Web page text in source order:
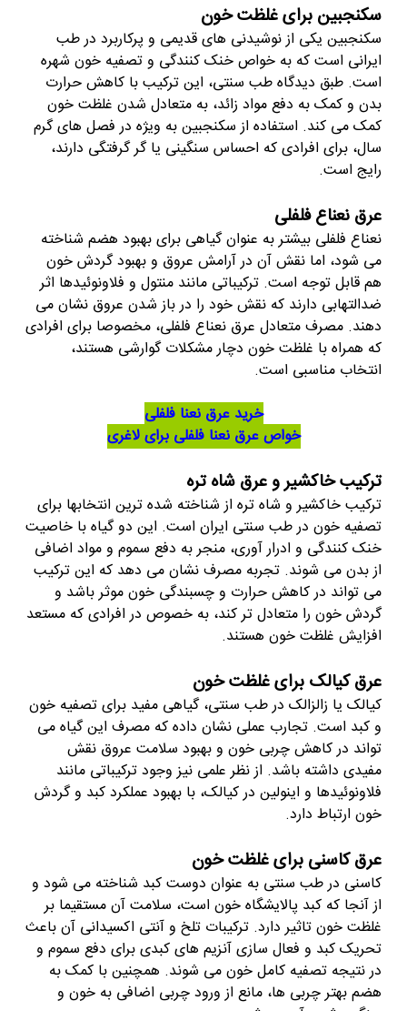
سکنجبین برای غلظت خون
سکنجبین یکی از نوشیدنی های قدیمی و پرکاربرد در طب
ایرانی است که به خواص خنک کنندگی و تصفیه خون شهره
است. طبق دیدگاه طب سنتی، این ترکیب با کاهش حرارت
بدن و کمک به دفع مواد زائد، به متعادل شدن غلظت خون
کمک می کند. استفاده از سکنجبین به ویژه در فصل های گرم
سال، برای افرادی که احساس سنگینی یا گر گرفتگی دارند،
رایج است.
عرق نعناع فلفلی
نعناع فلفلی بیشتر به عنوان گیاهی برای بهبود هضم شناخته
می شود، اما نقش آن در آرامش عروق و بهبود گردش خون
هم قابل توجه است. ترکیباتی مانند منتول و فلاونوئیدها اثر
ضدالتهابی دارند که نقش خود را در باز شدن عروق نشان می
دهند. مصرف متعادل عرق نعناع فلفلی، مخصوصا برای افرادی
که همراه با غلظت خون دچار مشکلات گوارشی هستند،
انتخاب مناسبی است.
خرید عرق نعنا فلفلی
خواص عرق نعنا فلفلی برای لاغری
ترکیب خاکشیر و عرق شاه تره
ترکیب خاکشیر و شاه تره از شناخته شده ترین انتخابها برای
تصفیه خون در طب سنتی ایران است. این دو گیاه با خاصیت
خنک کنندگی و ادرار آوری، منجر به دفع سموم و مواد اضافی
از بدن می شوند. تجربه مصرف نشان می دهد که این ترکیب
می تواند در کاهش حرارت و چسبندگی خون موثر باشد و
گردش خون را متعادل تر کند، به خصوص در افرادی که مستعد
افزایش غلظت خون هستند.
عرق کیالک برای غلظت خون
کیالک یا زالزالک در طب سنتی، گیاهی مفید برای تصفیه خون
و کبد است. تجارب عملی نشان داده که مصرف این گیاه می
تواند در کاهش چربی خون و بهبود سلامت عروق نقش
مفیدی داشته باشد. از نظر علمی نیز وجود ترکیباتی مانند
فلاونوئیدها و اینولین در کیالک، با بهبود عملکرد کبد و گردش
خون ارتباط دارد.
عرق کاسنی برای غلظت خون
کاسنی در طب سنتی به عنوان دوست کبد شناخته می شود و
از آنجا که کبد پالایشگاه خون است، سلامت آن مستقیما بر
غلظت خون تاثیر دارد. ترکیبات تلخ و آنتی اکسیدانی آن باعث
تحریک کبد و فعال سازی آنزیم های کبدی برای دفع سموم و
در نتیجه تصفیه کامل خون می شوند. همچنین با کمک به
هضم بهتر چربی ها، مانع از ورود چربی اضافی به خون و